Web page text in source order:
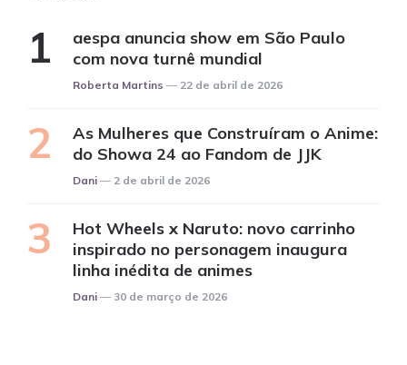
aespa anuncia show em São Paulo
com nova turnê mundial
Posted
Roberta Martins 22 de abril de 2026
As Mulheres que Construíram o Anime:
do Showa 24 ao Fandom de JJK
Posted
Dani 2 de abril de 2026
Hot Wheels x Naruto: novo carrinho
inspirado no personagem inaugura
linha inédita de animes
Posted
Dani 30 de março de 2026